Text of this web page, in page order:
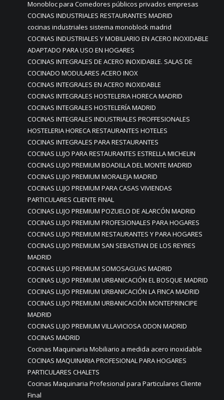
Monobloc para Comedores públicos privados empresas
COCINAS INDUSTRIALES RESTAURANTES MADRID
cocinas industriales sistema monoblock madrid
COCINAS INDUSTRIALES Y MOBILIARIO EN ACERO INOXIDABLE
ADAPTADO PARA USO EN HOGARES
COCINAS INTEGRALES DE ACERO INOXIDABLE. SALAS DE
COCINADO MODULARES ACERO INOX
COCINAS INTEGRALES EN ACERO INOXIDABLE
COCINAS INTEGRALES HOSTELERIA HORECA MADRID
COCINAS INTEGRALES HOSTELERÍA MADRID
COCINAS INTEGRALES INDUSTRIALES PROFFESIONALES
HOSTELERIA HORECA RESTAURANTES HOTELES
COCINAS INTEGRALES PARA RESTAURANTES
COCINAS LUJO PARA RESTAURANTES ESTRELLA MICHELIN
COCINAS LUJO PREMIUM BOADILLA DEL MONTE MADRID
COCINAS LUJO PREMIUM MORALEJA MADRID
COCINAS LUJO PREMIUM PARA CASAS VIVIENDAS
PARTICULARES CLIENTE FINAL
COCINAS LUJO PREMIUM POZUELO DE ALARCÓN MADRID
COCINAS LUJO PREMIUM PROFESIONALES PARA HOGARES
COCINAS LUJO PREMIUM RESTAURANTES Y PARA HOGARES
COCINAS LUJO PREMIUM SAN SEBASTIAN DE LOS REYRES
MADRID
COCINAS LUJO PREMIUM SOMOSAGUAS MADRID
COCINAS LUJO PREMIUM URBANICACIÓN EL BOSQUE MADRID
COCINAS LUJO PREMIUM URBANICACIÓN LA FINCA MADRID
COCINAS LUJO PREMIUM URBANICACIÓN MONTEPRINCIPE
MADRID
COCINAS LUJO PREMIUM VILLAVICIOSA ODON MADRID
COCINAS MADRID
Cocinas Maquinaria Mobiliario a medida acero inoxidable
COCINAS MAQUINARIA PROFESIONAL PARA HOGARES
PARTICULARES CHALETS
Cocinas Maquinaria Profesional para Particulares Cliente
Final